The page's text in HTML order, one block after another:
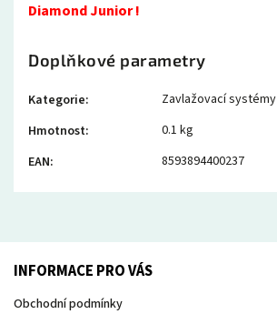
Diamond Junior !
Doplňkové parametry
Kategorie:
Zavlažovací systémy
Hmotnost:
0.1 kg
EAN: 8593894400237
INFORMACE PRO VÁS
Obchodní podmínky